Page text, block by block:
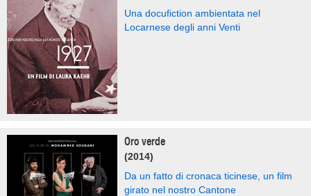
Una docufiction ambientata nel
Locarnese degli anni Venti
Oro verde
(2014)
Da un fatto di cronaca ticinese, un film
girato nel nostro Cantone